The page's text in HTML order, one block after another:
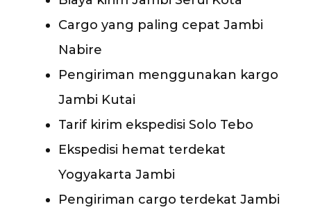
Cargo yang paling cepat Jambi
Nabire
Pengiriman menggunakan kargo
Jambi Kutai
Tarif kirim ekspedisi Solo Tebo
Ekspedisi hemat terdekat
Yogyakarta Jambi
Pengiriman cargo terdekat Jambi